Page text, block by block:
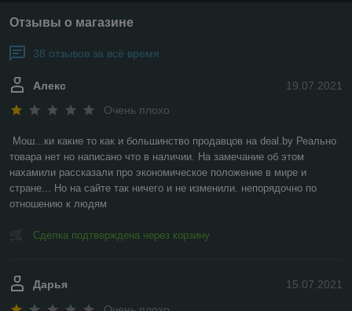
Отзывы о магазине
38 отзывов за всё время
19.07.2021
Алекс
Очень плохо
Мош...ки какие то как и большинство продавцов на deal.by Реально
товара нет но написано что в наличии. На замечание об этом
нахамили рассказали про экономическое положение в мире и
стране... Но на сайте так ничего и не изменили. непорядочно по
отношению к людям
Сделка подтверждена через корзину
15.07.2021
Дарья